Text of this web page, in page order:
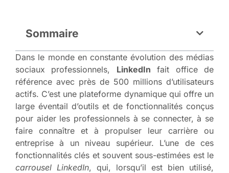
Sommaire
Dans le monde en constante évolution des médias
sociaux professionnels, LinkedIn fait office de
référence avec près de 500 millions d’utilisateurs
actifs. C’est une plateforme dynamique qui offre un
large éventail d’outils et de fonctionnalités conçus
pour aider les professionnels à se connecter, à se
faire connaître et à propulser leur carrière ou
entreprise à un niveau supérieur. L’une de ces
fonctionnalités clés et souvent sous-estimées est le
carrousel LinkedIn, qui, lorsqu’il est bien utilisé,